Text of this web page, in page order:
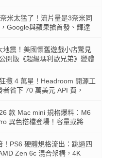
米太猛了！流片量是3奈米同
Google與蘋果搶首發、輝達
地震！美國懷舊遊戲小店驚見
開版《超級瑪利歐兄弟》變體
攬 4 萬星！Headroom 開源工
者省下 70 萬美元 API 費，
款 Mac mini 規格爆料：M6
異色搭檔登場！容量或將
！PS6 硬體規格流出：跳過四
Zen 6c 混合架構，4K